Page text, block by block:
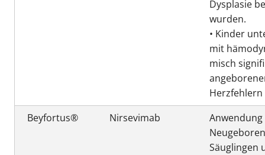
Dysplasie
wurden.
• Kinder
mit
misch
Herzfehlern
Beyfortus®
Nirsevimab
Anwendung
Säuglingen